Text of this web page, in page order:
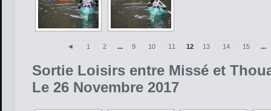
◄ 1 2 ... 9 10 11 12 13 14 15 ...
Sortie Loisirs entre Missé et
Le 26 Novembre 2017